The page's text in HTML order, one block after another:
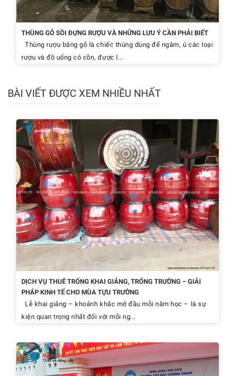
THÙNG GỖ SỒI ĐỰNG RƯỢU VÀ NHỮNG LƯU Ý CẦN PHẢI BIẾT
Thùng rượu bằng gỗ là chiếc thùng dùng để ngâm, ủ các loại
rượu và đồ uống có cồn, được l...
BÀI VIẾT ĐƯỢC XEM NHIỀU NHẤT
DỊCH VỤ THUÊ TRỐNG KHAI GIẢNG, TRỐNG TRƯỜNG – GIẢI
PHÁP KINH TẾ CHO MÙA TỰU TRƯỜNG
Lễ khai giảng – khoảnh khắc mở đầu mỗi năm học – là sự
kiện quan trọng nhất đối với mỗi ng...